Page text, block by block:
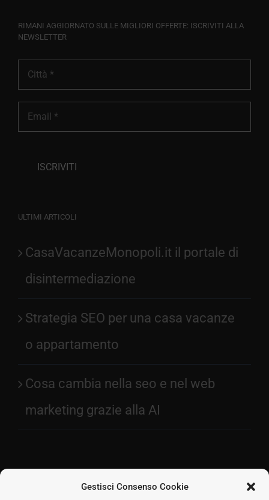
Gestisci Consenso Cookie
RIMANI AGGIORNATO SULLE MIGLIORI OFFERTE: ISCRIVITI ALLA
NEWSLETTER
ULTIMI ARTICOLI
CasaVacanzeMonopoli.it il portale di
disintermediazione
Strategia SEO per una casa vacanze
o appartamento
Cosa cambia nella seo e nel web
marketing grazie alla AI